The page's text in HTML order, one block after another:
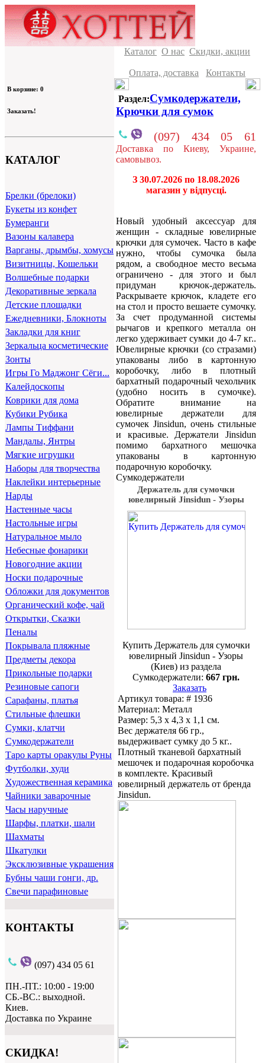
В корзине: 0
Заказать!
КАТАЛОГ
Брелки (брелоки)
Букеты из конфет
Бумеранги
Вазоны калавера
Варганы, дрымбы, хомусы
Визитницы, Кошельки
Волшебные подарки
Декоративные зеркала
Детские площадки
Ежедневники, Блокноты
Закладки для книг
Зеркальца косметические
Зонты
Игры Го Маджонг Сёги...
Калейдоскопы
Коврики для дома
Кубики Рубика
Лампы Тиффани
Мандалы, Янтры
Мягкие игрушки
Наборы для творчества
Наклейки интерьерные
Нарды
Настенные часы
Настольные игры
Натуральное мыло
Небесные фонарики
Новогодние акции
Носки подарочные
Обложки для документов
Органический кофе, чай
Открытки, Сказки
Пеналы
Покрывала пляжные
Предметы декора
Прикольные подарки
Резиновые сапоги
Сарафаны, платья
Стильные флешки
Сумки, клатчи
Сумкодержатели
Таро карты оракулы Руны
Футболки, худи
Художественная керамика
Чайники заварочные
Часы наручные
Шарфы, платки, шали
Шахматы
Шкатулки
Эксклюзивные украшения
Бубны чаши гонги, др.
Свечи парафиновые
КОНТАКТЫ
(097) 434 05 61
ПН.-ПТ.: 10:00 - 19:00
СБ.-ВС.: выходной.
Киев.
Доставка по Украине
СКИДКА!
Каталог О нас Скидки, акции
Оплата, доставка Контакты
Раздел:Сумкодержатели,
Крючки для сумок
(097) 434 05 61
Доставка по Киеву, Украине,
самовывоз.
З 30.07.2026 по 18.08.2026
магазин у відпусці.
Новый удобный аксессуар для
женщин - складные ювелирные
крючки для сумочек. Часто в кафе
нужно, чтобы сумочка была
рядом, а свободное место весьма
ограничено - для этого и был
придуман крючок-держатель.
Раскрываете крючок, кладете его
на стол и просто вешаете сумочку.
За счет продуманной системы
рычагов и крепкого металла он
легко удерживает сумки до 4-7 кг..
Ювелирные крючки (со стразами)
упакованы либо в картонную
коробочку, либо в плотный
бархатный подарочный чехольчик
(удобно носить в сумочке).
Обратите внимание на
ювелирные держатели для
сумочек Jinsidun, очень стильные
и красивые. Держатели Jinsidun
помимо бархатного мешочка
упакованы в картонную
подарочную коробочку.
Сумкодержатели
Держатель для сумочки
ювелирный Jinsidun - Узоры
Купить Держатель для сумочки
ювелирный Jinsidun - Узоры
(Киев) из раздела
Сумкодержатели: 667 грн.
Заказать
Артикул товара: # 1936
Материал: Металл
Размер: 5,3 x 4,3 x 1,1 см.
Вес держателя 66 гр.,
выдерживает сумку до 5 кг..
Плотный тканевой бархатный
мешочек и подарочная коробочка
в комплекте. Красивый
ювелирный держатель от бренда
Jinsidun.